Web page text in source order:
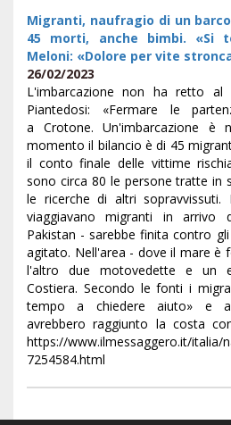
Migranti, naufragio di un
45 morti, anche bimbi. «Si
Meloni: «Dolore per vite
26/02/2023
L'imbarcazione non ha retto al
Piantedosi: «Fermare le
a Crotone. Un'imbarcazione è
momento il bilancio è di 45
il conto finale delle vittime
sono circa 80 le persone tratte in
le ricerche di altri sopravvissuti.
viaggiavano migranti in arrivo
Pakistan - sarebbe finita contro
agitato. Nell'area - dove il mare è
l'altro due motovedette e un
Costiera. Secondo le fonti i
tempo a chiedere aiuto» e
avrebbero raggiunto la costa
https://www.ilmessaggero.it/italia/
7254584.html